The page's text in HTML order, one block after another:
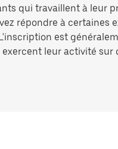
qui travaillent à leur
répondre à certaines
est
leur activité